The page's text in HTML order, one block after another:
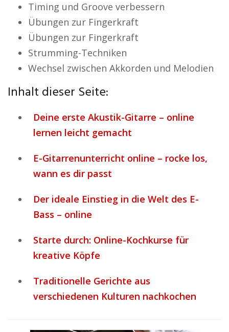
Timing und Groove verbessern
Übungen zur Fingerkraft
Übungen zur Fingerkraft
Strumming-Techniken
Wechsel zwischen Akkorden und Melodien
Inhalt dieser Seite:
Deine erste Akustik-Gitarre – online
lernen leicht gemacht
E-Gitarrenunterricht online – rocke los,
wann es dir passt
Der ideale Einstieg in die Welt des E-
Bass – online
Starte durch: Online-Kochkurse für
kreative Köpfe
Traditionelle Gerichte aus
verschiedenen Kulturen nachkochen